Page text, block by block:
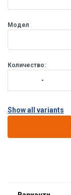
Модел
Количество:
Show all variants